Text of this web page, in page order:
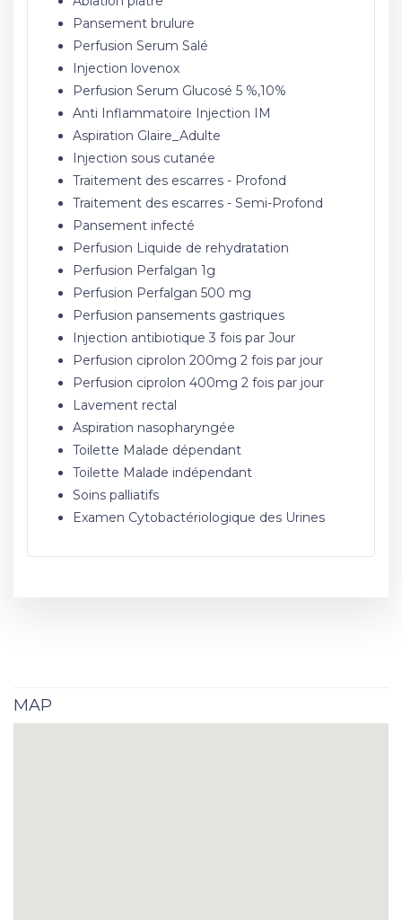
Pansement brulure
Perfusion Serum Salé
Injection lovenox
Perfusion Serum Glucosé 5 %,10%
Anti Inflammatoire Injection IM
Aspiration Glaire_Adulte
Injection sous cutanée
Traitement des escarres - Profond
Traitement des escarres - Semi-Profond
Pansement infecté
Perfusion Liquide de rehydratation
Perfusion Perfalgan 1g
Perfusion Perfalgan 500 mg
Perfusion pansements gastriques
Injection antibiotique 3 fois par Jour
Perfusion ciprolon 200mg 2 fois par jour
Perfusion ciprolon 400mg 2 fois par jour
Lavement rectal
Aspiration nasopharyngée
Toilette Malade dépendant
Toilette Malade indépendant
Soins palliatifs
Examen Cytobactériologique des Urines
MAP